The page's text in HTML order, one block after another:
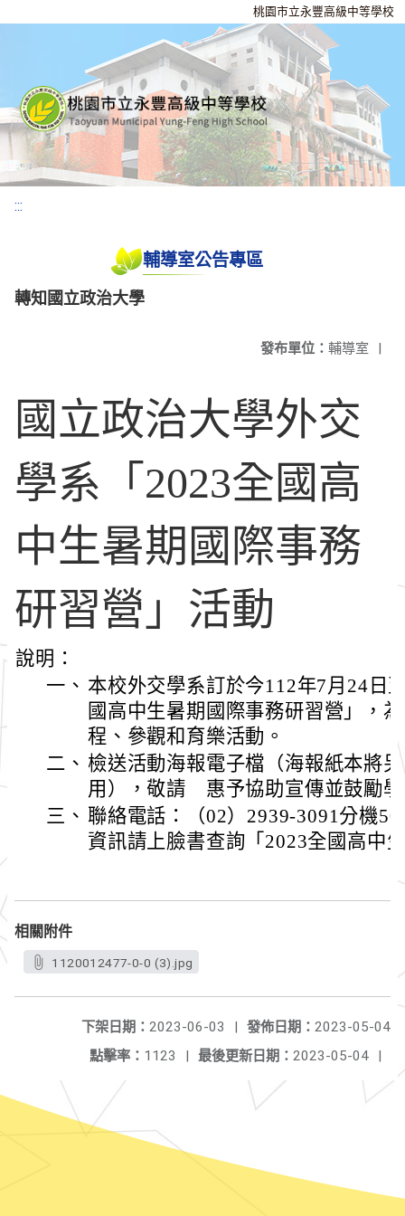
桃園市立永豐高級中等學校
:::
輔導室公告專區
轉知國立政治大學
發布單位： 輔導室 |
國立政治大學外交
學系「2023全國高
中生暑期國際事務
研習營」活動
說明：
一、 本校外交學系訂於今112年7月24日
國高中生暑期國際事務研習營」，
程、參觀和育樂活動。
二、 檢送活動海報電子檔（海報紙本將
用），敬請 惠予協助宣傳並鼓勵
三、 聯絡電話：（02）2939-3091分機
資訊請上臉書查詢「2023全國高中
相關附件
1120012477-0-0 (3).jpg
發佈日期： 2023-05-04
下架日期： 2023-06-03
|
最後更新日期： 2023-05-04 |
點擊率： 1123 |